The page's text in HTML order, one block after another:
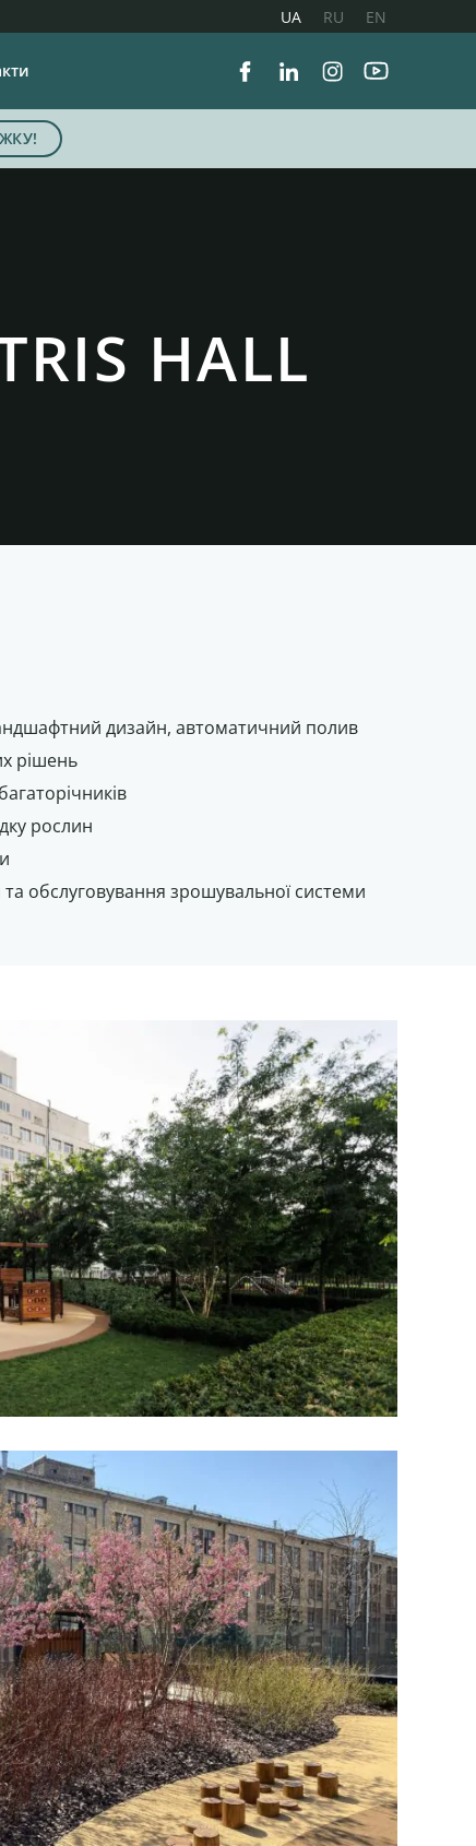
UA RU EN
FacebookLinkedinInstagramYoutube
HALL
дизайн, автоматичний полив
рішень
рослин
та обслуговування зрошувальної системи